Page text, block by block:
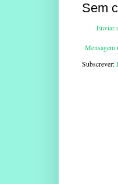
Sem
Enviar
Mensagem
Subscrever: